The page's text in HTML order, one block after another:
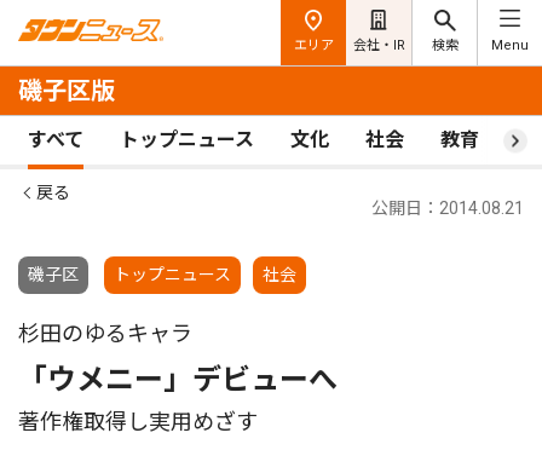
エリア 会社・IR 検索 Menu
磯子区版
すべて トップニュース 文化 社会 教育 ス
戻る
磯子区 トップニュース 社会
公開日：2014.08.21
杉田のゆるキャラ
「ウメニー」デビューへ
著作権取得し実用めざす